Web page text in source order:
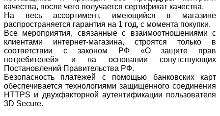
качества, после чего получается сертификат качества.
На весь ассортимент, имеющийся в магазине
распространяется гарантия на 1 год, с момента покупки.
Все мероприятия, связанные с взаимоотношениями с
клиентами интернет-магазина, строятся только в
соответствии с законом РФ «О защите прав
потребителей» и на основании сопутствующих
Постановлений Правительства РФ.
Безопасность платежей с помощью банковских карт
обеспечивается технологиями защищенного соединения
HTTPS и двухфакторной аутентификации пользователя
3D Secure.